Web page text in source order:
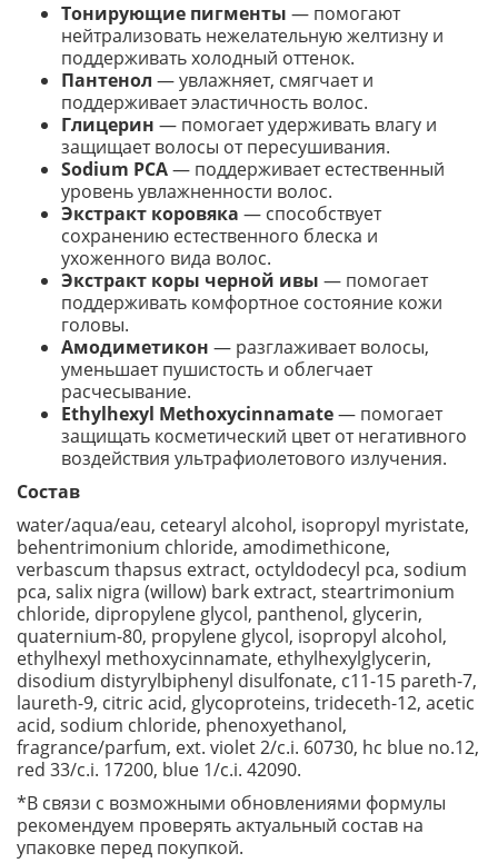
Тонирующие пигменты — помогают
нейтрализовать нежелательную желтизну и
поддерживать холодный оттенок.
Пантенол — увлажняет, смягчает и
поддерживает эластичность волос.
Глицерин — помогает удерживать влагу и
защищает волосы от пересушивания.
Sodium PCA— поддерживает естественный
уровень увлажненности волос.
Экстракт коровяка — способствует
сохранению естественного блеска и
ухоженного вида волос.
Экстракт коры черной ивы — помогает
поддерживать комфортное состояние кожи
головы.
Амодиметикон — разглаживает волосы,
уменьшает пушистость и облегчает
расчесывание.
Ethylhexyl Methoxycinnamate— помогает
защищать косметический цвет от негативного
воздействия ультрафиолетового излучения.
Состав
water/aqua/eau, cetearyl alcohol, isopropyl myristate,
behentrimonium chloride, amodimethicone,
verbascum thapsus extract, octyldodecyl pca, sodium
pca, salix nigra (willow) bark extract, steartrimonium
chloride, dipropylene glycol, panthenol, glycerin,
quaternium-80, propylene glycol, isopropyl alcohol,
ethylhexyl methoxycinnamate, ethylhexylglycerin,
disodium distyrylbiphenyl disulfonate, c11-15 pareth-7,
laureth-9, citric acid, glycoproteins, trideceth-12, acetic
acid, sodium chloride, phenoxyethanol,
fragrance/parfum, ext. violet 2/c.i. 60730, hc blue no.12,
red 33/c.i. 17200, blue 1/c.i. 42090.
*В связи с возможными обновлениями формулы
рекомендуем проверять актуальный состав на
упаковке перед покупкой.